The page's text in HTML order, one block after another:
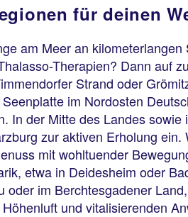
für deinen
am Meer an
Therapien? Dann auf
Strand oder
im Nordosten
In der Mitte des Landes
zur aktiven Erholung
mit wohltuender
etwa in Deidesheim oder
oder im Berchtesgadener
und vitalisierenden